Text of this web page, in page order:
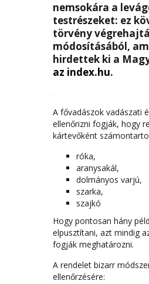
nemsokára a
testrészeket: ez
törvény
módosításából,
hirdettek ki a
az index.hu.
A fővadászok vadászati
ellenőrizni fogják, hogy
kártevőként
róka,
aranysakál,
dolmányos varjú,
szarka,
szajkó
Hogy pontosan hány
elpusztítani, azt mindig
fogják meghatározni.
A rendelet bizarr
ellenőrzésére: